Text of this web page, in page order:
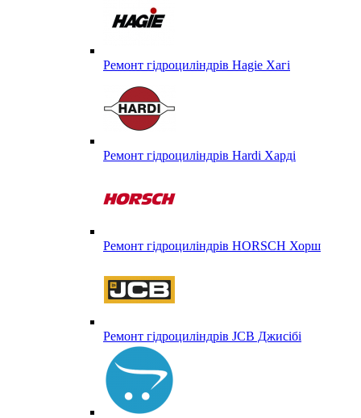
Ремонт гідроциліндрів Hagie Хагі
Ремонт гідроциліндрів Hardi Харді
Ремонт гідроциліндрів HORSCH Хорш
Ремонт гідроциліндрів JCB Джисібі